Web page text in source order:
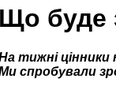
Що буде
тижні цінники
спробували